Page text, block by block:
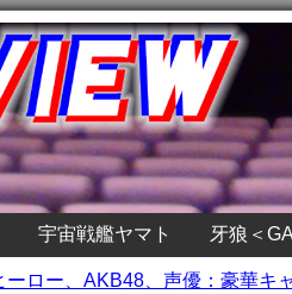
宇宙戦艦ヤマト 牙狼＜
ーロー、AKB48、声優：豪華キ